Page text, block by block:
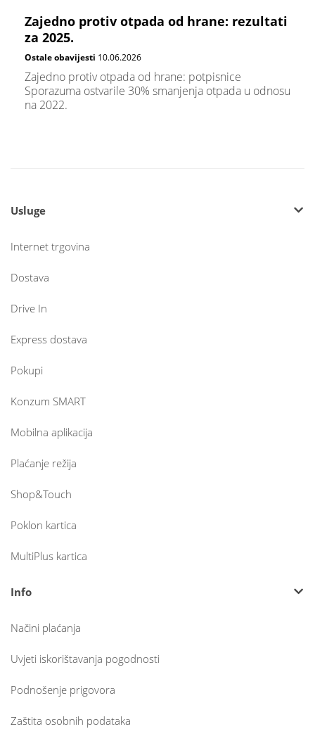
Zajedno protiv otpada od hrane: rezultati
za 2025.
Ostale obavijesti 10.06.2026
Zajedno protiv otpada od hrane: potpisnice
Sporazuma ostvarile 30% smanjenja otpada u odnosu
na 2022.
Usluge
Internet trgovina
Dostava
Drive In
Express dostava
Pokupi
Konzum SMART
Mobilna aplikacija
Plaćanje režija
Shop&Touch
Poklon kartica
MultiPlus kartica
Info
Načini plaćanja
Uvjeti iskorištavanja pogodnosti
Podnošenje prigovora
Zaštita osobnih podataka